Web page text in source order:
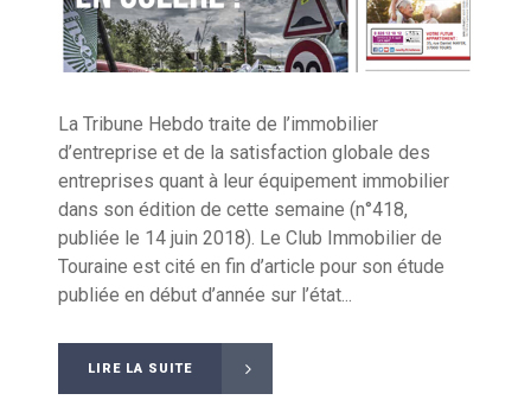
La Tribune Hebdo traite de l’immobilier
d’entreprise et de la satisfaction globale des
entreprises quant à leur équipement immobilier
dans son édition de cette semaine (n°418,
publiée le 14 juin 2018). Le Club Immobilier de
Touraine est cité en fin d’article pour son étude
publiée en début d’année sur l’état...
LIRE LA SUITE